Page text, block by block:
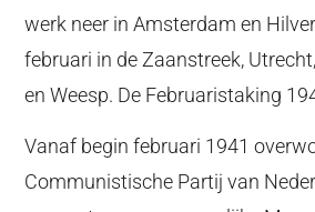
werk neer in Amsterdam en
februari in de Zaanstreek,
en Weesp. De Februaristaking
Vanaf begin februari 1941
Communistische Partij van